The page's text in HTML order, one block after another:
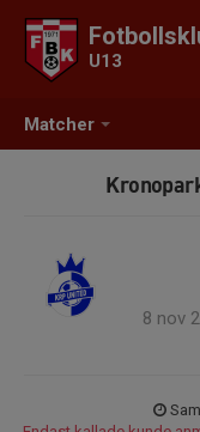
Matcher
U13
8 nov